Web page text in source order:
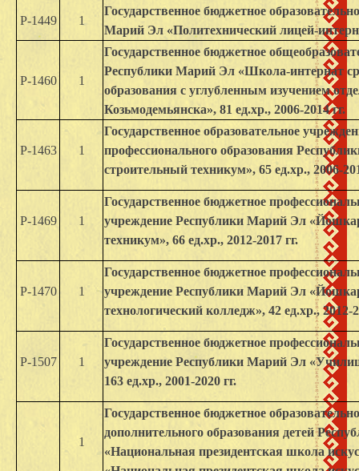
Р-1449 1
Государственное бюджетное
Марий Эл «Политехнический лицей-
Р-1460 1
Государственное бюджетное
Республики Марий Эл «Школа-интернат
образования с углубленным изучением
Козьмодемьянска», 81 ед.хр., 2006-2014 гг.
Р-1463 1
Государственное образовательное
профессионального образования
строительный техникум», 65 ед.хр., 2006-
Р-1469 1
Государственное бюджетное
учреждение Республики Марий Эл
техникум», 66 ед.хр., 2012-2017 гг.
Р-1470 1
Государственное бюджетное
учреждение Республики Марий Эл
технологический колледж», 42 ед.хр., 2012-
Р-1507 1
Государственное бюджетное
учреждение Республики Марий Эл
163 ед.хр., 2001-2020 гг.
1
Государственное бюджетное
дополнительного образования детей
«Национальная президентская школа